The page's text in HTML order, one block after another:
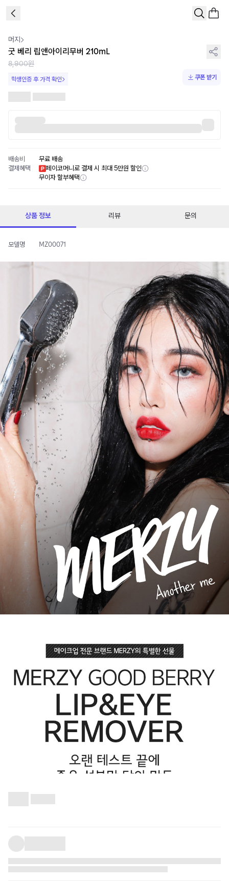
머지
굿 베리 립앤아이리무버 210mL
8,900원
학생인증 후 가격 확인 쿠폰 받기
배송비
무료 배송
결제혜택
페이코머니로 결제 시 최대 5만원 할인
무이자 할부혜택
상품 정보 리뷰 문의
모델명 MZ00071